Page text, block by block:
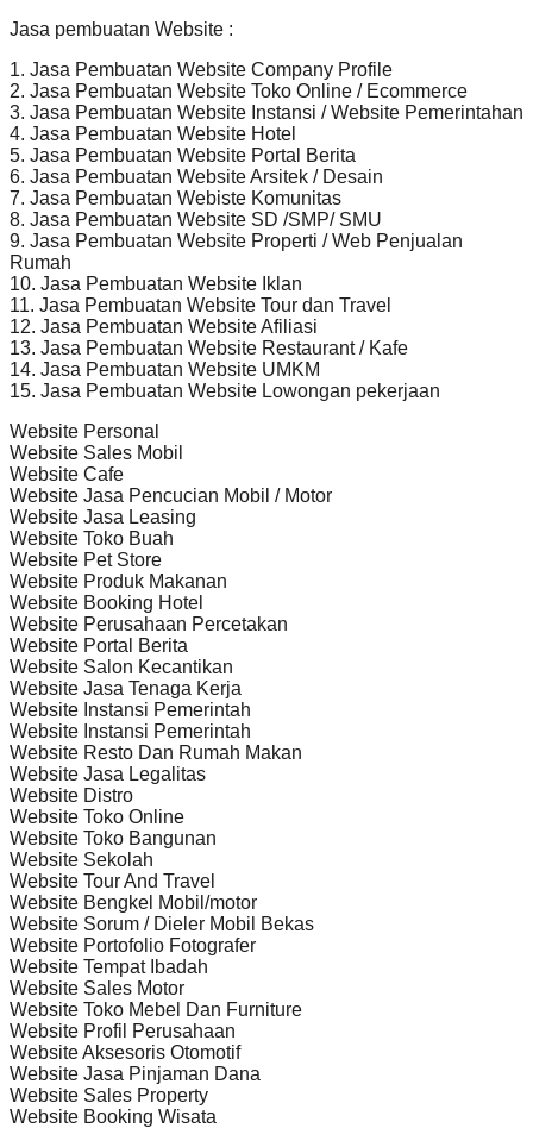
Jasa pembuatan Website :
1. Jasa Pembuatan Website Company Profile
2. Jasa Pembuatan Website Toko Online / Ecommerce
3. Jasa Pembuatan Website Instansi / Website Pemerintahan
4. Jasa Pembuatan Website Hotel
5. Jasa Pembuatan Website Portal Berita
6. Jasa Pembuatan Website Arsitek / Desain
7. Jasa Pembuatan Webiste Komunitas
8. Jasa Pembuatan Website SD /SMP/ SMU
9. Jasa Pembuatan Website Properti / Web Penjualan
Rumah
10. Jasa Pembuatan Website Iklan
11. Jasa Pembuatan Website Tour dan Travel
12. Jasa Pembuatan Website Afiliasi
13. Jasa Pembuatan Website Restaurant / Kafe
14. Jasa Pembuatan Website UMKM
15. Jasa Pembuatan Website Lowongan pekerjaan
Website Personal
Website Sales Mobil
Website Cafe
Website Jasa Pencucian Mobil / Motor
Website Jasa Leasing
Website Toko Buah
Website Pet Store
Website Produk Makanan
Website Booking Hotel
Website Perusahaan Percetakan
Website Portal Berita
Website Salon Kecantikan
Website Jasa Tenaga Kerja
Website Instansi Pemerintah
Website Instansi Pemerintah
Website Resto Dan Rumah Makan
Website Jasa Legalitas
Website Distro
Website Toko Online
Website Toko Bangunan
Website Sekolah
Website Tour And Travel
Website Bengkel Mobil/motor
Website Sorum / Dieler Mobil Bekas
Website Portofolio Fotografer
Website Tempat Ibadah
Website Sales Motor
Website Toko Mebel Dan Furniture
Website Profil Perusahaan
Website Aksesoris Otomotif
Website Jasa Pinjaman Dana
Website Sales Property
Website Booking Wisata